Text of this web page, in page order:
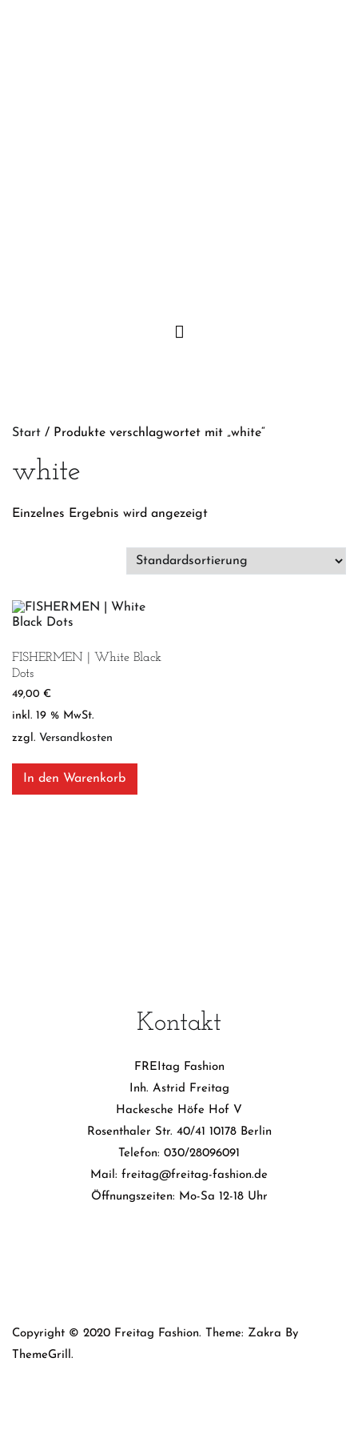
Start / Produkte verschlagwortet mit „white“
white
Einzelnes Ergebnis wird angezeigt
FISHERMEN | White Black
Dots
49,00 €
inkl. 19 % MwSt.
zzgl. Versandkosten
In den Warenkorb
Kontakt
FREItag Fashion
Inh. Astrid Freitag
Hackesche Höfe Hof V
Rosenthaler Str. 40/41 10178 Berlin
Telefon: 030/28096091
Mail: freitag@freitag-fashion.de
Öffnungszeiten: Mo-Sa 12-18 Uhr
Copyright © 2020 Freitag Fashion. Theme: Zakra By
ThemeGrill.